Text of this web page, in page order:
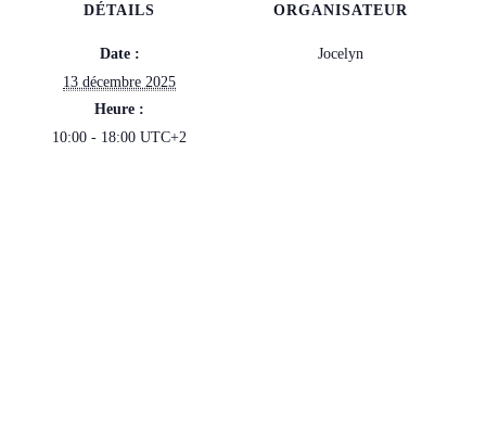
DÉTAILS
Date :
13 décembre 2025
Heure :
10:00 - 18:00 UTC+2
ORGANISATEUR
Jocelyn